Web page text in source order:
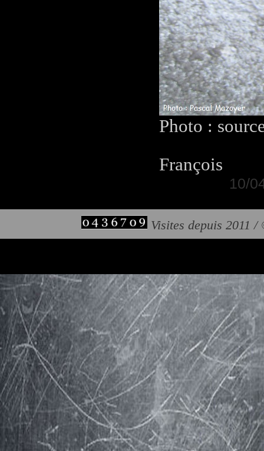
Photo :
François
10/
Visites depuis 2011